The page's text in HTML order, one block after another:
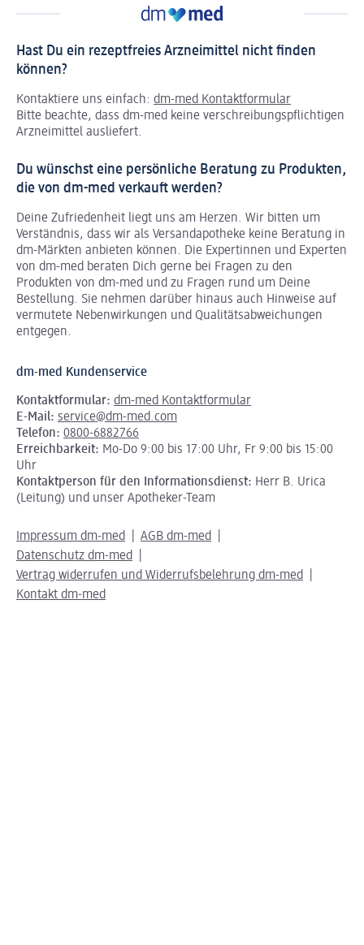
Hast Du ein rezeptfreies Arzneimittel nicht finden
können?
Kontaktiere uns einfach: dm-med Kontaktformular
Bitte beachte, dass dm-med keine verschreibungspflichtigen
Arzneimittel ausliefert.
Du wünschst eine persönliche Beratung zu Produkten,
die von dm-med verkauft werden?
Deine Zufriedenheit liegt uns am Herzen. Wir bitten um
Verständnis, dass wir als Versandapotheke keine Beratung in
dm-Märkten anbieten können. Die Expertinnen und Experten
von dm-med beraten Dich gerne bei Fragen zu den
Produkten von dm-med und zu Fragen rund um Deine
Bestellung. Sie nehmen darüber hinaus auch Hinweise auf
vermutete Nebenwirkungen und Qualitätsabweichungen
entgegen.
dm-med Kundenservice
Kontaktformular: dm-med Kontaktformular
E-Mail: service@dm-med.com
Telefon: 0800-6882766
Erreichbarkeit: Mo-Do 9:00 bis 17:00 Uhr, Fr 9:00 bis 15:00
Uhr
Kontaktperson für den Informationsdienst: Herr B. Urica
(Leitung) und unser Apotheker-Team
Impressum dm-med
AGB dm-med
Datenschutz dm-med
Vertrag widerrufen und Widerrufsbelehrung dm-med
Kontakt dm-med